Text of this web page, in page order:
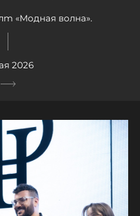
«Модная волна».
2026